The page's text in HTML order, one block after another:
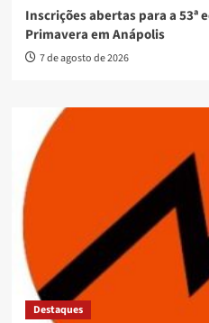
Inscrições abertas para a 53ª
Primavera em Anápolis
7 de agosto de 2026
Destaques